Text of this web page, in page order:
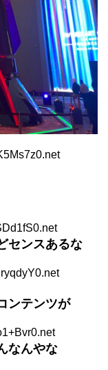
センスあるな
ンテンツが
なんやな